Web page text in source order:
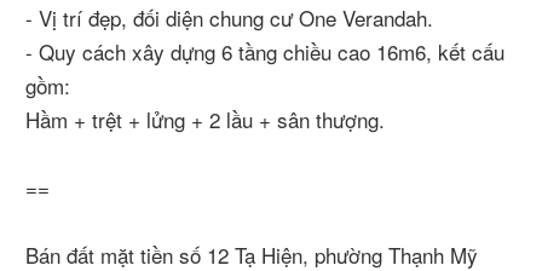
- Vị trí đẹp, đối diện chung cư One Verandah.
- Quy cách xây dựng 6 tầng chiều cao 16m6, kết cấu
gồm:
Hầm + trệt + lửng + 2 lầu + sân thượng.
==
Bán đất mặt tiền số 12 Tạ Hiện, phường Thạnh Mỹ